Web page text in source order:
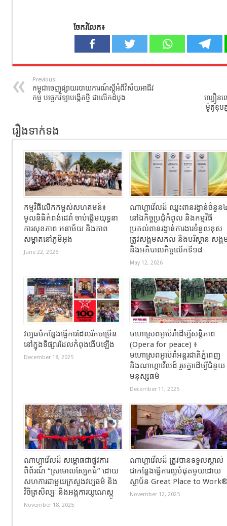
ចែករំលែក៖
Previous:
កម្ពុជាចេញផ្សាយរបាយការណ៍ស្តីអំពីវិស័យអាជីវ
កម្ម បច្ចេកវិទ្យាបង្កើតថ្មី ជាលើកដំបូង
ល្បឿនល
ម៉ូតូឌុប
រឿងទាក់ទង
កម្មវិធីលើកកម្ពស់សហគមន៍៖
មូលនិធិកំពង់ដេវ៉ា ចាប់ផ្តើមយុទ្ធនា
ការសុខភាព អនាម័យ និងភាព
សម្អាតនៅភូមិអុង
June 22, 2026
ណាហ្គាវើលដ៍ ឈ្នះពានរង្វាន់ចំនួន
នៅឯកិច្ចប្រជុំកំពូល និងកម្មវិធី
ប្រគល់ពានរង្វាន់ការងារទំនួលខុស
ត្រូវសង្គមសកល និងបរិស្ថាន សង្គ
និងអភិបាលកិច្ចលើកទី១៨
May 12, 2026
វប្បធម៌កន្លែងធ្វើការដែលរីកចម្រើន
នៅក្នុងទីផ្សារដែលកំពុងងើបឡើង
December 18, 2025
មហោស្រពអូប៉េរ៉ាដើម្បីសន្តិភាព
(Opera for peace) ៖
មហោស្រពអូប៉េរ៉ាអន្តរជាតិភ្នំពេញ
និងណាហ្កាវើលដ៍ រួមគ្នាដើម្បីជំនួយ
មនុស្សធម៌
December 11, 2025
ណាហ្គាវើលដ៍ សម្ពោធជាផ្លូវការ
ពិព័រណ៍ “ស្រមោលស្បែកធំ” ដោយ
សហការជាមួយក្រសួងវប្បធម៌ និង
វិចិត្រសិល្បៈ និងអង្គការយូណេស្កូ
November 18, 2025
ណាហ្គាវើលដ៍ ត្រូវបានទទួលស្គាល់
ជាកន្លែងធ្វើការល្អបំផុតមួយដោយ
ស្ថាប័ន Great Place to
November 12, 2025